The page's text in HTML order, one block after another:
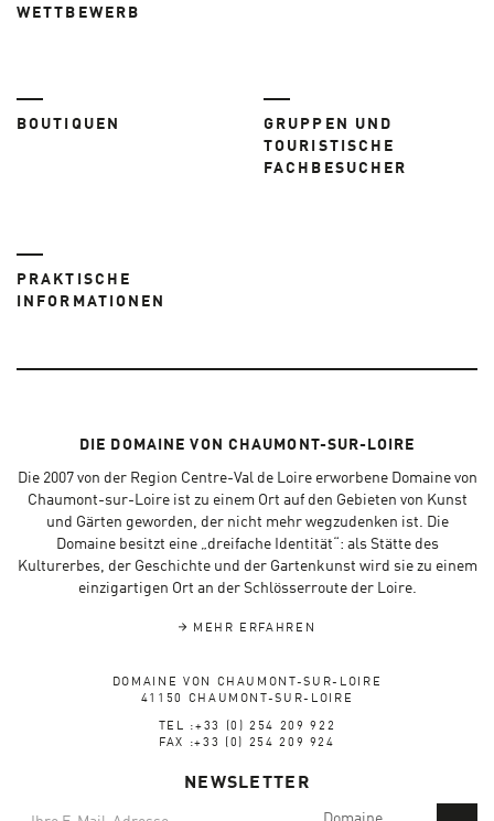
WETTBEWERB
BOUTIQUEN
GRUPPEN UND
TOURISTISCHE
FACHBESUCHER
PRAKTISCHE
INFORMATIONEN
DIE DOMAINE VON CHAUMONT-SUR-LOIRE
Die 2007 von der Region Centre-Val de Loire erworbene Domaine von
Chaumont-sur-Loire ist zu einem Ort auf den Gebieten von Kunst
und Gärten geworden, der nicht mehr wegzudenken ist. Die
Domaine besitzt eine „dreifache Identität“: als Stätte des
Kulturerbes, der Geschichte und der Gartenkunst wird sie zu einem
einzigartigen Ort an der Schlösserroute der Loire.
MEHR ERFAHREN
DOMAINE VON CHAUMONT-SUR-LOIRE
41150 CHAUMONT-SUR-LOIRE
TEL :+33 (0) 254 209 922
FAX :+33 (0) 254 209 924
NEWSLETTER